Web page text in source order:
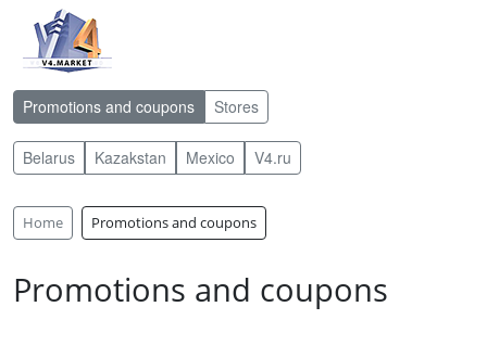
Promotions and coupons Stores
Belarus Kazakstan Mexico V4.ru
Home Promotions and coupons
Promotions and coupons